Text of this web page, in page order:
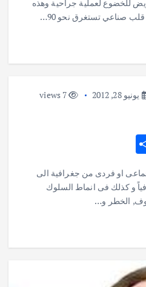
e
للخضوع لعملية جراحية وهذه
صناعي تستغرق نحو 90…
يونيو 28, 2012 7 views
ar
e
او فردى من جغرافية الى
و كذلك فى انماط السلوك
الخطر و…